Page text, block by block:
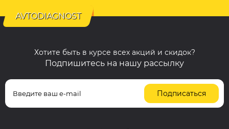
AVTODIAGNOST
Хотите быть в курсе всех акций и скидок?
Подпишитесь на нашу рассылку
Подписаться